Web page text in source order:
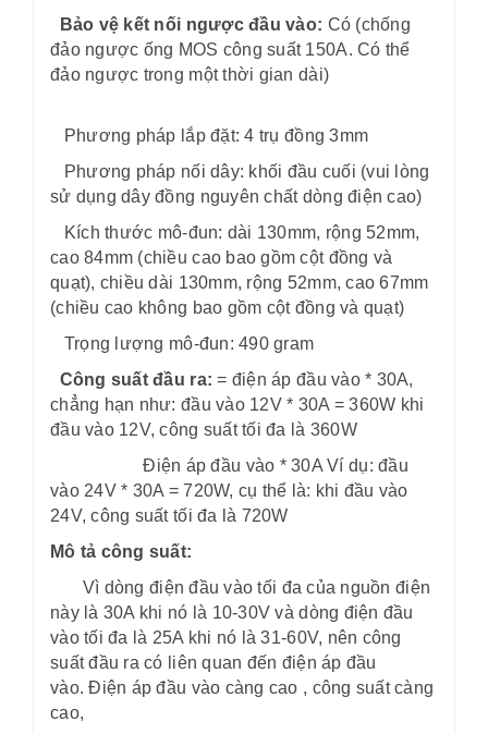
Bảo vệ kết nối ngược đầu vào: Có (chống
đảo ngược ống MOS công suất 150A. Có thể
đảo ngược trong một thời gian dài)
Phương pháp lắp đặt: 4 trụ đồng 3mm
Phương pháp nối dây: khối đầu cuối (vui lòng
sử dụng dây đồng nguyên chất dòng điện cao)
Kích thước mô-đun: dài 130mm, rộng 52mm,
cao 84mm (chiều cao bao gồm cột đồng và
quạt), chiều dài 130mm, rộng 52mm, cao 67mm
(chiều cao không bao gồm cột đồng và quạt)
Trọng lượng mô-đun: 490 gram
Công suất đầu ra:= điện áp đầu vào * 30A,
chẳng hạn như: đầu vào 12V * 30A = 360W khi
đầu vào 12V, công suất tối đa là 360W
Điện áp đầu vào * 30A Ví dụ: đầu
vào 24V * 30A = 720W, cụ thể là: khi đầu vào
24V, công suất tối đa là 720W
Mô tả công suất:
Vì dòng điện đầu vào tối đa của nguồn điện
này là 30A khi nó là 10-30V và dòng điện đầu
vào tối đa là 25A khi nó là 31-60V, nên công
suất đầu ra có liên quan đến điện áp đầu
vào. Điện áp đầu vào càng cao , công suất càng
cao,